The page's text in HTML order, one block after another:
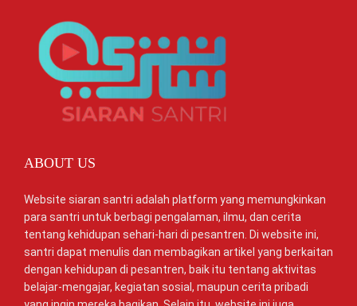
ABOUT US
Website siaran santri adalah platform yang memungkinkan
para santri untuk berbagi pengalaman, ilmu, dan cerita
tentang kehidupan sehari-hari di pesantren. Di website ini,
santri dapat menulis dan membagikan artikel yang berkaitan
dengan kehidupan di pesantren, baik itu tentang aktivitas
belajar-mengajar, kegiatan sosial, maupun cerita pribadi